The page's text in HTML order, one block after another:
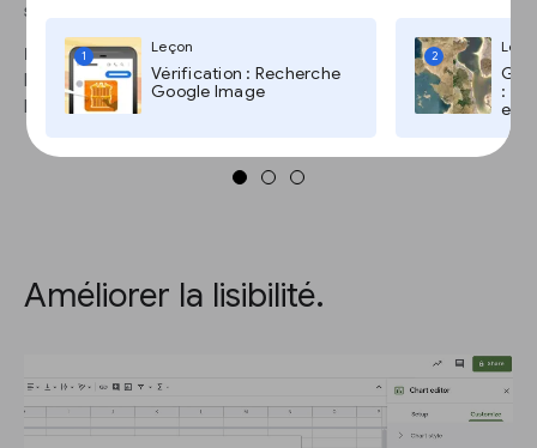
1
Leçon
Vérification : Recherche
Google Image
2
:
et
sur OK. Choisissez la couleur rouge.
ÉTAPE 3
Renouvelons l’opération afin de surligner les cinq films Harry
Potter en bleu.
Améliorer la lisibilité.